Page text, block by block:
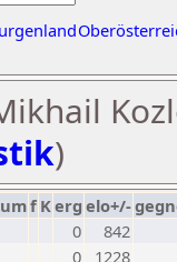
)
f Kerg elo+/-
0
842
0
1228